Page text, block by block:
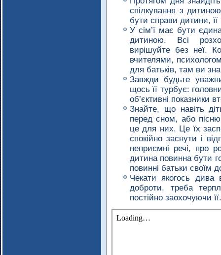
спілкування з
бути справи дитини, її
У сім’ї має бути
дитиною. Всі
вирішуйте без неї.
вчителями,
для батьків, там ви
Завжди будьте
щось її турбує:
об’єктивні показники
Знайте, що навіть
перед сном, або
це для них. Це їх
спокійно заснути і
неприємні речі, про
дитина повинна бути
повинні батьки своїм
Чекати якогось дива
доброти, треба
постійно заохочуючи її.